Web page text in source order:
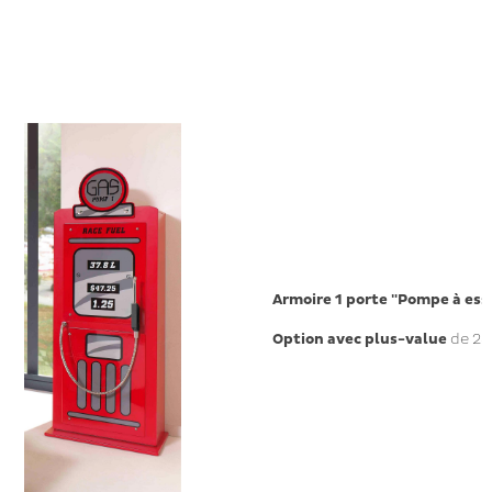
Armoire 1 porte "Pompe à
Option avec plus-valuede